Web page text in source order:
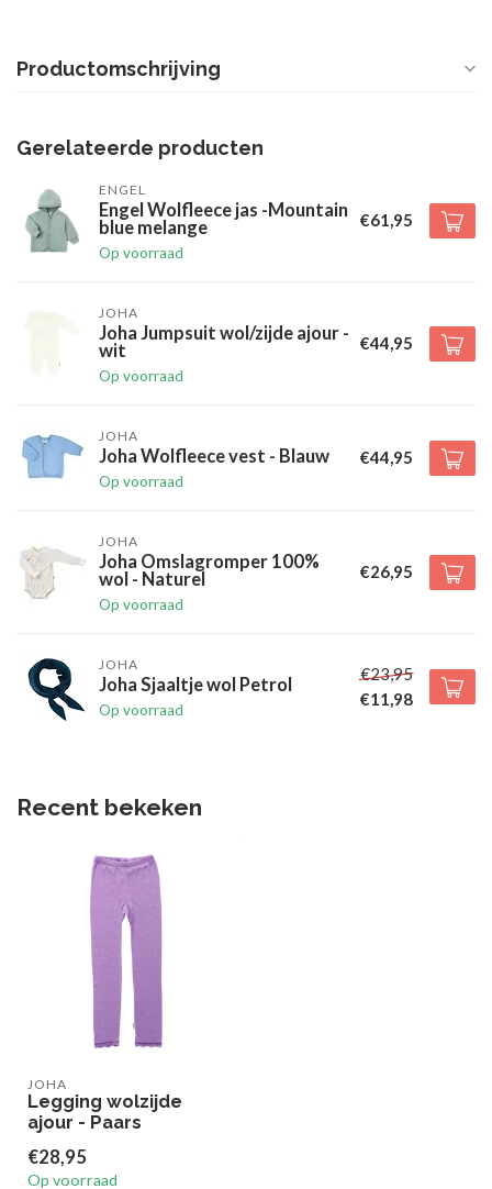
Productomschrijving
Gerelateerde producten
ENGEL
Engel Wolfleece jas -Mountain
blue melange
Op voorraad
€61,95
JOHA
Joha Jumpsuit wol/zijde ajour -
wit
Op voorraad
€44,95
JOHA
Joha Wolfleece vest - Blauw
Op voorraad
€44,95
JOHA
Joha Omslagromper 100%
wol - Naturel
Op voorraad
€26,95
JOHA
Joha Sjaaltje wol Petrol
Op voorraad
€23,95
€11,98
Recent bekeken
JOHA
Legging wolzijde
ajour - Paars
€28,95
Op voorraad